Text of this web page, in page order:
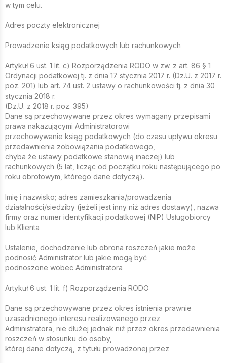
w tym celu.
Adres poczty elektronicznej
Prowadzenie ksiąg podatkowych lub rachunkowych
Artykuł 6 ust. 1 lit. c) Rozporządzenia RODO w zw. z art. 86 § 1
Ordynacji podatkowej tj. z dnia 17 stycznia 2017 r. (Dz.U. z 2017 r.
poz. 201) lub art. 74 ust. 2 ustawy o rachunkowości tj. z dnia 30
stycznia 2018 r.
(Dz.U. z 2018 r. poz. 395)
Dane są przechowywane przez okres wymagany przepisami
prawa nakazującymi Administratorowi
przechowywanie ksiąg podatkowych (do czasu upływu okresu
przedawnienia zobowiązania podatkowego,
chyba że ustawy podatkowe stanowią inaczej) lub
rachunkowych (5 lat, licząc od początku roku następującego po
roku obrotowym, którego dane dotyczą).
Imię i nazwisko; adres zamieszkania/prowadzenia
działalności/siedziby (jeżeli jest inny niż adres dostawy), nazwa
firmy oraz numer identyfikacji podatkowej (NIP) Usługobiorcy
lub Klienta
Ustalenie, dochodzenie lub obrona roszczeń jakie może
podnosić Administrator lub jakie mogą być
podnoszone wobec Administratora
Artykuł 6 ust. 1 lit. f) Rozporządzenia RODO
Dane są przechowywane przez okres istnienia prawnie
uzasadnionego interesu realizowanego przez
Administratora, nie dłużej jednak niż przez okres przedawnienia
roszczeń w stosunku do osoby,
której dane dotyczą, z tytułu prowadzonej przez